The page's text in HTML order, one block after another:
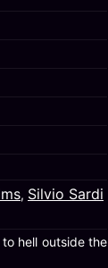
, Silvio Sardi
hell outside the